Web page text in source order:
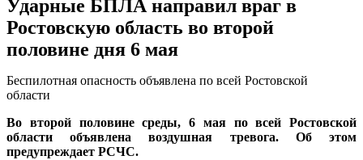
Ударные БПЛА направил враг в
Ростовскую область во второй
половине дня 6 мая
Беспилотная опасность объявлена по всей Ростовской
области
Во второй половине среды, 6 мая по всей Ростовской
области объявлена воздушная тревога. Об этом
предупреждает РСЧС.